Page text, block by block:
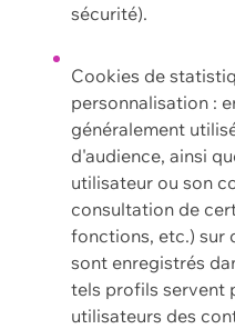
sécurité).
Cookies de
personnalisation :
généralement
d'audience, ainsi
utilisateur ou son
consultation de
fonctions, etc.) sur
sont enregistrés
tels profils servent
utilisateurs des